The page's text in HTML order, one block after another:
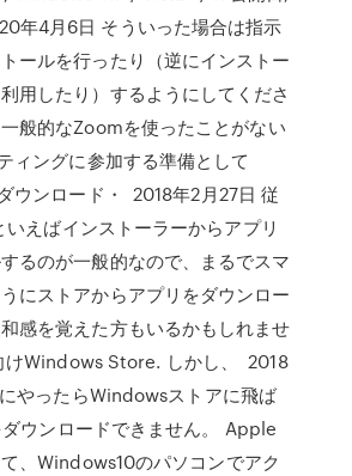
年4月6日 そういった場合は指示
ールを行ったり（逆にインストー
用したり）するようにしてくださ
般的なZoomを使ったことがない
ィングに参加する準備として
ウンロード・ 2018年2月27日 従
えばインストーラーからアプリ
るのが一般的なので、まるでスマ
にストアからアプリをダウンロー
感を覚えた方もいるかもしれませ
けWindows Store. しかし、 2018
やったらWindowsストアに飛ば
ウンロードできません。 Apple
、Windows10のパソコンでアク